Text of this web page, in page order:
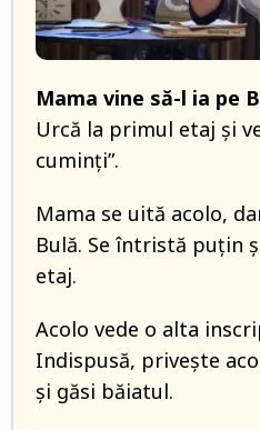
Mama vine să-l ia pe
Urcă la primul etaj și
cuminți”.
Mama se uită acolo,
Bulă. Se întristă puțin
etaj.
Acolo vede o alta
Indispusă, privește
și găsi băiatul.